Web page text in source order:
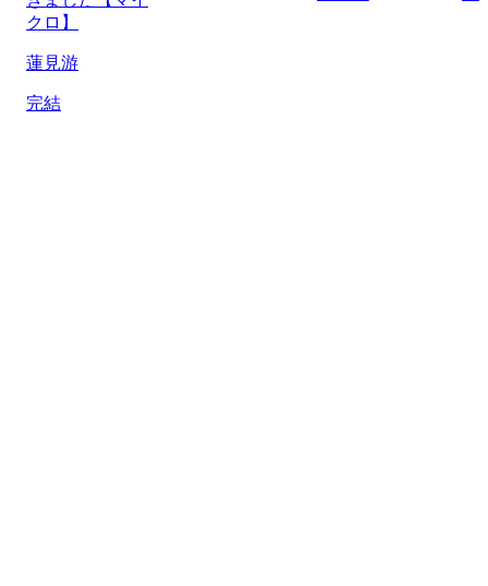
クロ】
蓮見游
完結